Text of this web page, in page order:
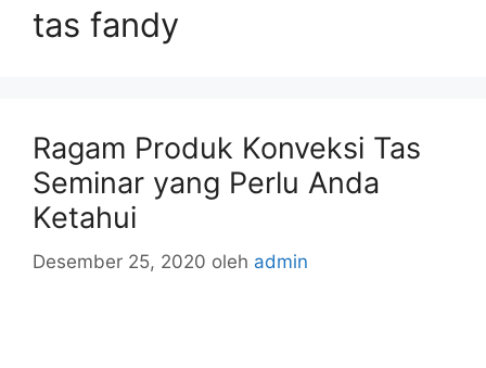
tas fandy
Ragam Produk Konveksi Tas
Seminar yang Perlu Anda
Ketahui
Desember 25, 2020 oleh admin